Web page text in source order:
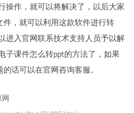
操作，就可以将解决了，以后大家
件，就可以利用这款软件进行转
进入官网联系技术支持人员予以解
子课件怎么转ppt的方法了，如果
话可以在官网咨询客服。